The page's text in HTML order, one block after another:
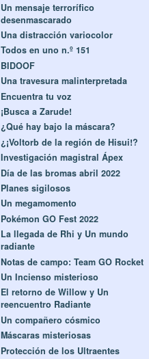
Un mensaje terrorífico
desenmascarado
Una distracción variocolor
Todos en uno n.º 151
BIDOOF
Una travesura malinterpretada
Encuentra tu voz
¡Busca a Zarude!
¿Qué hay bajo la máscara?
¿¡Voltorb de la región de Hisui!?
Investigación magistral Ápex
Día de las bromas abril 2022
Planes sigilosos
Un megamomento
Pokémon GO Fest 2022
La llegada de Rhi y Un mundo
radiante
Notas de campo: Team GO Rocket
Un Incienso misterioso
El retorno de Willow y Un
reencuentro Radiante
Un compañero cósmico
Máscaras misteriosas
Protección de los Ultraentes